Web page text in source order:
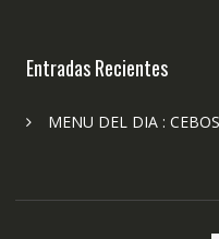
Entradas Recientes
MENU DEL DIA :